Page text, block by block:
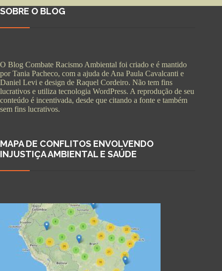
SOBRE O BLOG
O Blog Combate Racismo Ambiental foi criado e é mantido
por Tania Pacheco, com a ajuda de Ana Paula Cavalcanti e
Daniel Levi e design de Raquel Cordeiro. Não tem fins
lucrativos e utiliza tecnologia WordPress. A reprodução de seu
conteúdo é incentivada, desde que citando a fonte e também
sem fins lucrativos.
MAPA DE CONFLITOS ENVOLVENDO
INJUSTIÇA AMBIENTAL E SAÚDE